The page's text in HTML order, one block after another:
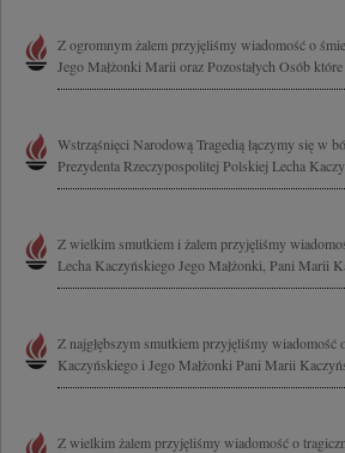
Z ogromnym żalem przyjęliśmy wiadomość o
Jego Małżonki Marii oraz Pozostałych Osób które
Wstrząśnięci Narodową Tragedią łączymy się w
Prezydenta Rzeczypospolitej Polskiej Lecha
Z wielkim smutkiem i żalem przyjęliśmy
Lecha Kaczyńskiego Jego Małżonki, Pani Marii
Z najgłębszym smutkiem przyjęliśmy wiadomość
Kaczyńskiego i Jego Małżonki Pani Marii
Z wielkim żalem przyjęliśmy wiadomość o